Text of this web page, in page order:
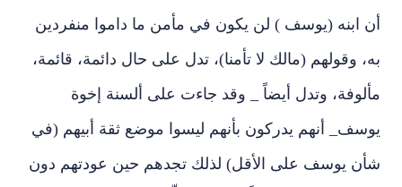
أن ابنه (يوسف ) لن يكون في مأمن ما داموا منفردين
به، وقولهم (مالك لا تأمنا)، تدل على حال دائمة، قائمة،
مألوفة، وتدل أيضاً _ وقد جاءت على ألسنة إخوة
يوسف_ أنهم يدركون بأنهم ليسوا موضع ثقة أبيهم (في
شأن يوسف على الأقل) لذلك تجدهم حين عودتهم دون